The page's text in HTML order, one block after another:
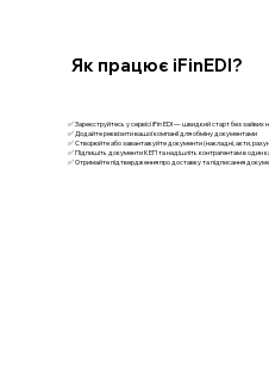
✅ Зареєструйтесь у сервісі iFin EDI — швидкий старт без зайвих
✅ Додайте реквізити вашої компанії для обміну документами
✅ Створюйте або завантажуйте документи (накладні, акти,
✅ Підпишіть документи КЕП та надішліть контрагентам в один
✅ Отримайте підтвердження про доставку та підписання
Як працює iFinEDI?